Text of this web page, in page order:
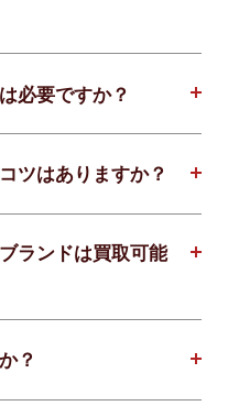
必要ですか？
ツはありますか？
ランドは買取可能
？